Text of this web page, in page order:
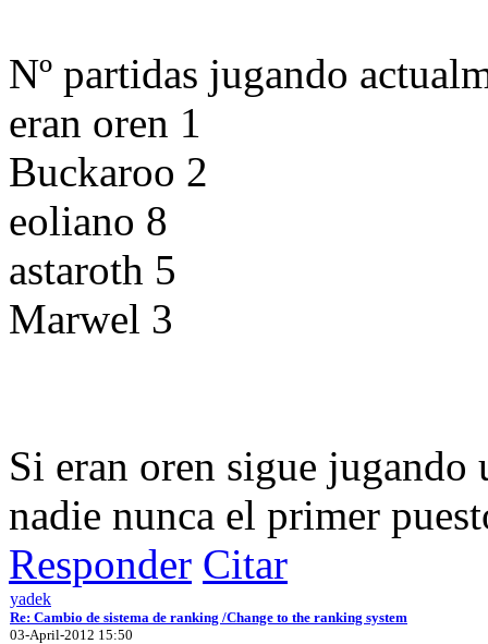
Nº partidas jugando
eran oren 1
Buckaroo 2
eoliano 8
astaroth 5
Marwel 3
Si eran oren sigue jugando
nadie nunca el primer
Responder Citar
yadek
Re: Cambio de sistema de ranking /Change to the ranking system
03-April-2012 15:50